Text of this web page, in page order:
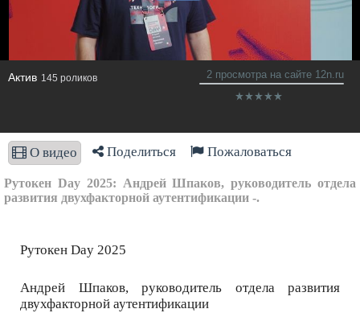
Актив 145 роликов 2 просмотра на сайте 12n.ru
О видео Поделиться Пожаловаться
Рутокен Day 2025: Андрей Шпаков, руководитель отдела
развития двухфакторной аутентификации -.
Рутокен Day 2025
Андрей Шпаков, руководитель отдела развития
двухфакторной аутентификации